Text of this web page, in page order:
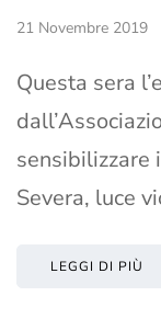
21 Novembre 2019
Questa sera
sensibilizzare
Severa, luce
LEGGI DI PIÙ